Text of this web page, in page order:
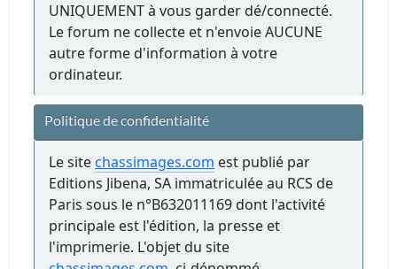
UNIQUEMENT à vous garder dé/connecté.
Le forum ne collecte et n'envoie AUCUNE
autre forme d'information à votre
ordinateur.
Politique de confidentialité
Le sitechassimages.com est publié par
Editions Jibena, SA immatriculée au RCS de
Paris sous le n°B632011169 dont l'activité
principale est l'édition, la presse et
l'imprimerie. L'objet du site